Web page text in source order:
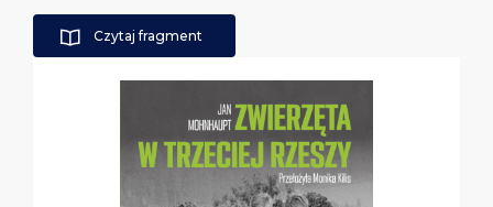
Czytaj fragment